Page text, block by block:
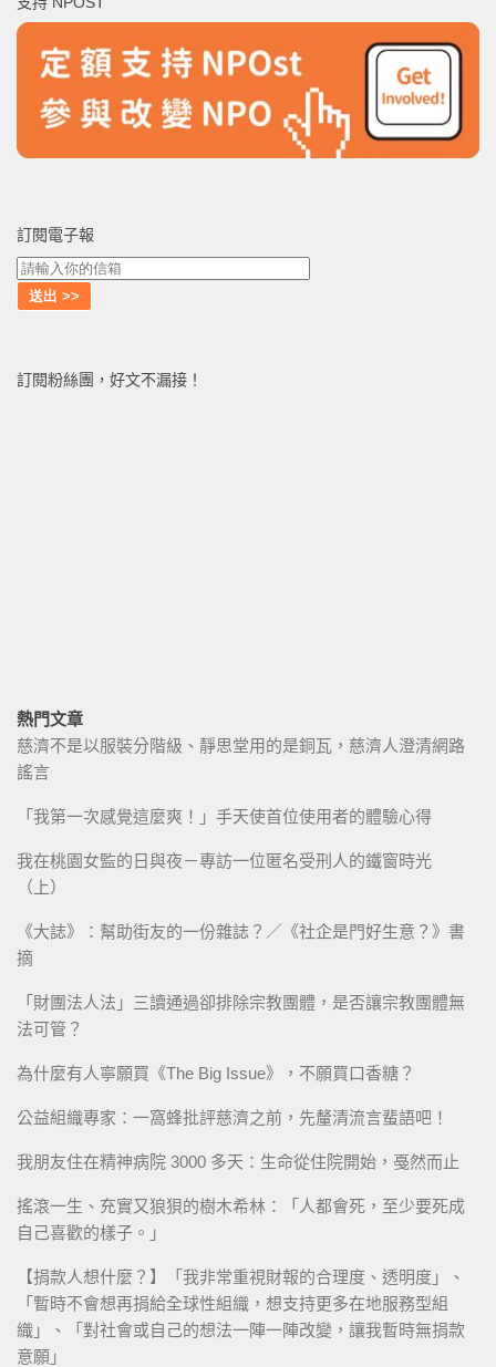
字:
訂閱電子報
訂閱粉絲團，好文不漏接！
熱門文章
慈濟不是以服裝分階級、靜思堂用的是銅瓦，慈濟人澄清網路
謠言
「我第一次感覺這麼爽！」手天使首位使用者的體驗心得
我在桃園女監的日與夜－專訪一位匿名受刑人的鐵窗時光
（上）
《大誌》：幫助街友的一份雜誌？／《社企是門好生意？》書
摘
「財團法人法」三讀通過卻排除宗教團體，是否讓宗教團體無
法可管？
為什麼有人寧願買《The Big Issue》，不願買口香糖？
公益組織專家：一窩蜂批評慈濟之前，先釐清流言蜚語吧！
我朋友住在精神病院 3000 多天：生命從住院開始，戞然而止
搖滾一生、充實又狼狽的樹木希林：「人都會死，至少要死成
自己喜歡的樣子。」
【捐款人想什麼？】「我非常重視財報的合理度、透明度」、
「暫時不會想再捐給全球性組織，想支持更多在地服務型組
織」、「對社會或自己的想法一陣一陣改變，讓我暫時無捐款
意願」